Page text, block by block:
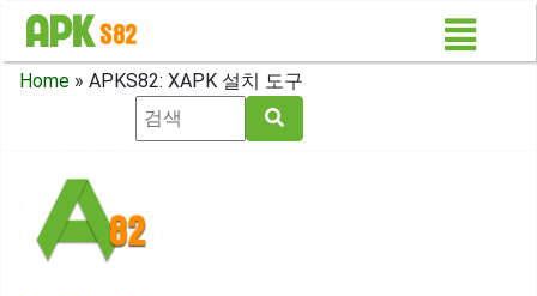
Home » APKS82: XAPK 설치 도구